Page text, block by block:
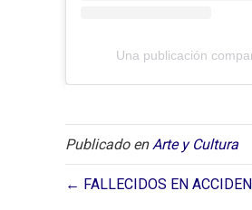
Una publicación
Publicado en Arte y Cultura
← FALLECIDOS EN